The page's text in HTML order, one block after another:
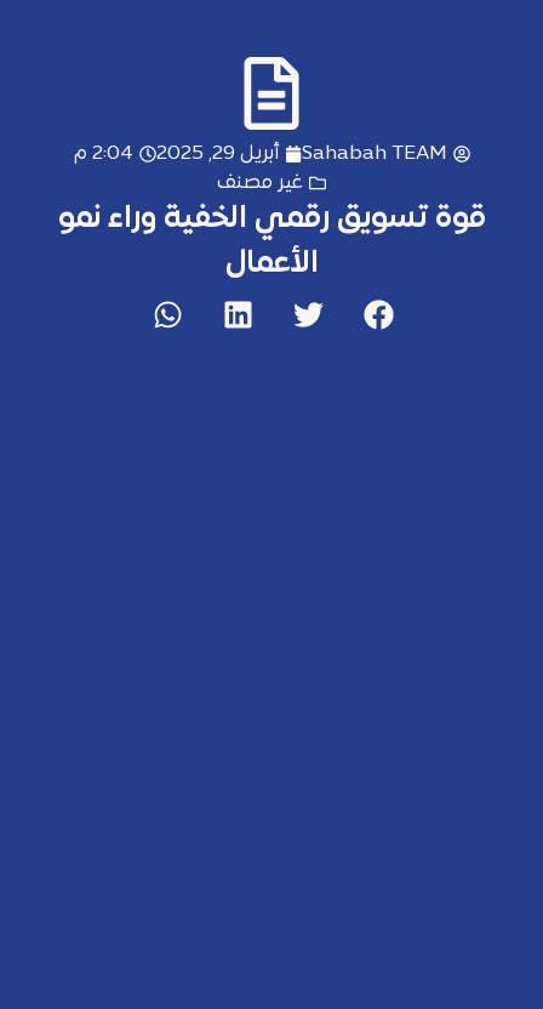
Sahabah TEAM أبريل 29, 2025
2:04 م
غير مصنف
قوة تسويق رقمي الخفية وراء نمو
الأعمال